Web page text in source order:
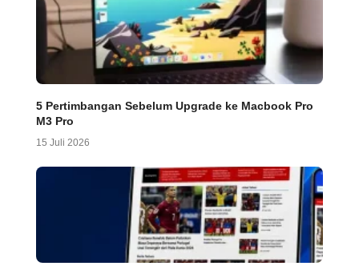
5 Pertimbangan Sebelum Upgrade ke Macbook Pro
M3 Pro
15 Juli 2026